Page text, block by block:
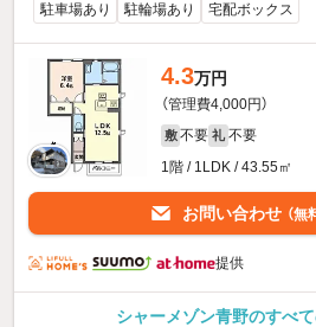
駐車場あり 駐輪場あり 宅配ボックス
4.3万円
（管理費4,000円）
敷 不要 礼 不要
1階 / 1LDK / 43.55㎡
お問い合わせ （無
提供
シャーメゾン青野のすべ